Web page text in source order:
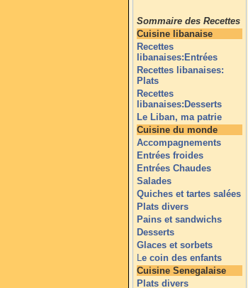
Sommaire des Recettes
Cuisine libanaise
Recettes
libanaises:Entrées
Recettes libanaises:
Plats
Recettes
libanaises:Desserts
Le Liban, ma patrie
Cuisine du monde
Accompagnements
Entrées froides
Entrées Chaudes
Salades
Quiches et tartes salées
Plats divers
Pains et sandwichs
Desserts
Glaces et sorbets
Le coin des enfants
Cuisine Senegalaise
Plats divers